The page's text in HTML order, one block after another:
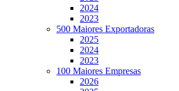
2024
2023
500 Maiores Exportadoras
2025
2024
2023
100 Maiores Empresas
2026